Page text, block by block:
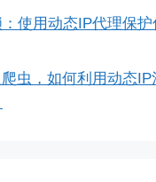
使用动态IP代理保
虫，如何利用动态IP